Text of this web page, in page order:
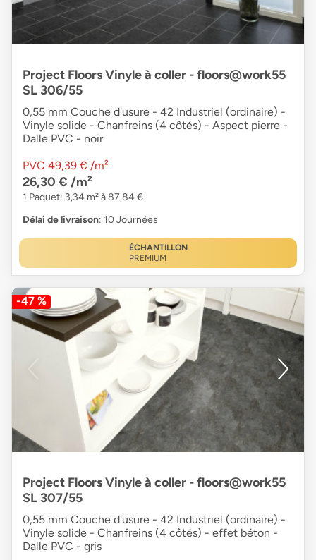
Project Floors Vinyle à coller - floors@work55
SL 306/55
0,55 mm Couche d'usure - 42 Industriel (ordinaire) -
Vinyle solide - Chanfreins (4 côtés) - Aspect pierre -
Dalle PVC - noir
PVC 49,39 € /m²
26,30 € /m²
1 Paquet: 3,34 m² à 87,84 €
Délai de livraison: 10 Journées
ÉCHANTILLON
PREMIUM
-47 %
Project Floors Vinyle à coller - floors@work55
SL 307/55
0,55 mm Couche d'usure - 42 Industriel (ordinaire) -
Vinyle solide - Chanfreins (4 côtés) - effet béton -
Dalle PVC - gris